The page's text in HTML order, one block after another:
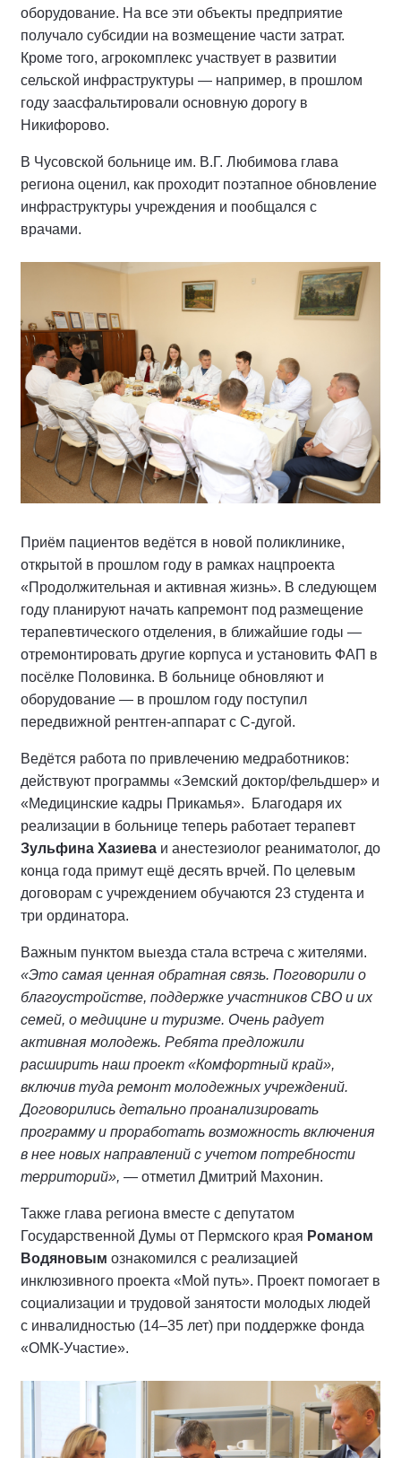
оборудование. На все эти объекты предприятие
получало субсидии на возмещение части затрат.
Кроме того, агрокомплекс участвует в развитии
сельской инфраструктуры — например, в прошлом
году заасфальтировали основную дорогу в
Никифорово.
В Чусовской больнице им. В.Г. Любимова глава
региона оценил, как проходит поэтапное обновление
инфраструктуры учреждения и пообщался с
врачами.
Приём пациентов ведётся в новой поликлинике,
открытой в прошлом году в рамках нацпроекта
«Продолжительная и активная жизнь». В следующем
году планируют начать капремонт под размещение
терапевтического отделения, в ближайшие годы —
отремонтировать другие корпуса и установить ФАП в
посёлке Половинка. В больнице обновляют и
оборудование — в прошлом году поступил
передвижной рентген-аппарат с С-дугой.
Ведётся работа по привлечению медработников:
действуют программы «Земский доктор/фельдшер» и
«Медицинские кадры Прикамья». Благодаря их
реализации в больнице теперь работает терапевт
Зульфина Хазиева и анестезиолог реаниматолог, до
конца года примут ещё десять врчей. По целевым
договорам с учреждением обучаются 23 студента и
три ординатора.
Важным пунктом выезда стала встреча с жителями.
«Это самая ценная обратная связь. Поговорили о
благоустройстве, поддержке участников СВО и их
семей, о медицине и туризме. Очень радует
активная молодежь. Ребята предложили
расширить наш проект «Комфортный край»,
включив туда ремонт молодежных учреждений.
Договорились детально проанализировать
программу и проработать возможность включения
в нее новых направлений с учетом потребности
территорий», — отметил Дмитрий Махонин.
Также глава региона вместе с депутатом
Государственной Думы от Пермского края Романом
Водяновым ознакомился с реализацией
инклюзивного проекта «Мой путь». Проект помогает в
социализации и трудовой занятости молодых людей
с инвалидностью (14–35 лет) при поддержке фонда
«ОМК-Участие».